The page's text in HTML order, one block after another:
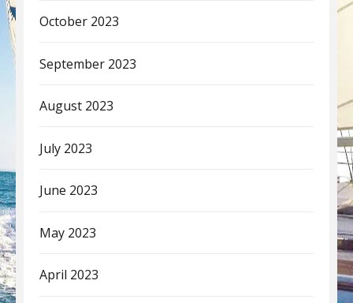
October 2023
September 2023
August 2023
July 2023
June 2023
May 2023
April 2023